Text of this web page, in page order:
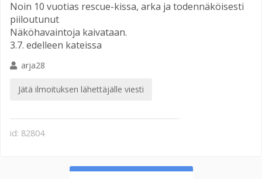
Noin 10 vuotias rescue-kissa, arka ja todennäköisesti
piiloutunut
Näköhavaintoja kaivataan.
3.7. edelleen kateissa
arja28
Jätä ilmoituksen lähettäjälle viesti
id: 82804